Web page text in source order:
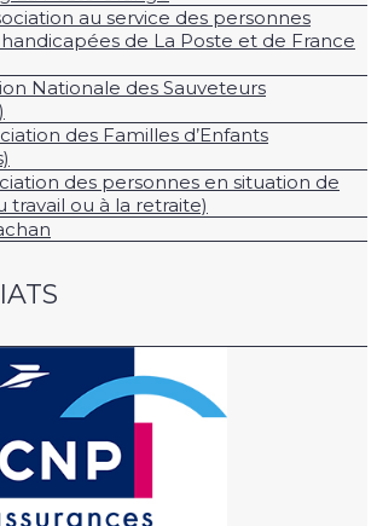
au service des personnes
de La Poste et de France
Nationale des Sauveteurs
des Familles d’Enfants
des personnes en situation de
travail ou à la retraite)